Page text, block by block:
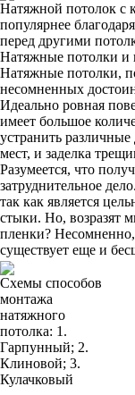
Натяжной потолок с
популярнее
перед другими
Натяжные потолки и
Натяжные потолки,
несомненных
Идеально ровная
имеет большое
устранить
мест, и заделка
Разумеется, что
затруднительное
так как является
стыки. Но, возразят
пленки?
существует еще и
Схемы способов
монтажа
натяжного
потолка: 1.
Гарпунный; 2.
Клиновой; 3.
Кулачковый